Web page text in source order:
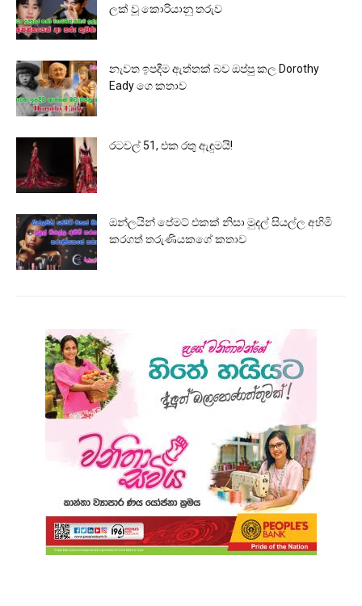
ලක් වූ කොරියානු තරුව
නැවත ඉපදීම ඇත්තක් බව ඔප්පු කල Dorothy
Eady ගෙ කතාව
රටවල් 51, එක රතු ඇඳුමයි!
ඔන්ලයින් පේමට් එකක් නිසා මුදල් සියල්ල අහිමි
කරගත් තරුණියකගේ කතාව